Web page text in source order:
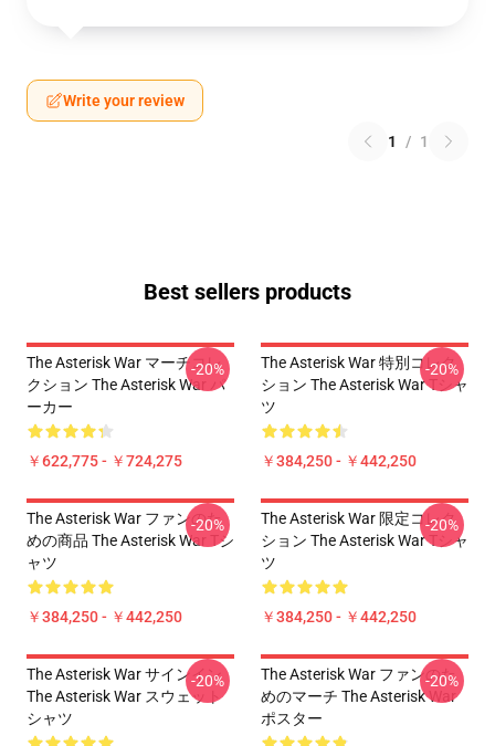
Write your review
1 / 1
Best sellers products
The Asterisk War マーチコレ
クション The Asterisk War パ
ーカー
￥622,775 - ￥724,275
-20%
The Asterisk War 特別コレク
ション The Asterisk War Tシャ
ツ
￥384,250 - ￥442,250
-20%
The Asterisk War ファンのた
めの商品 The Asterisk War Tシ
ャツ
￥384,250 - ￥442,250
-20%
The Asterisk War 限定コレク
ション The Asterisk War Tシャ
ツ
￥384,250 - ￥442,250
-20%
The Asterisk War サインイン
The Asterisk War スウェット
シャツ
-20%
The Asterisk War ファンのた
めのマーチ The Asterisk War
ポスター
-20%